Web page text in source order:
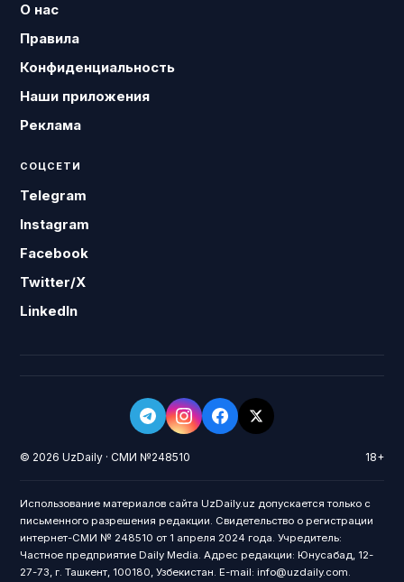
О нас
Правила
Конфиденциальность
Наши приложения
Реклама
СОЦСЕТИ
Telegram
Instagram
Facebook
Twitter/X
LinkedIn
© 2026 UzDaily · СМИ №248510 18+
Использование материалов сайта UzDaily.uz допускается только с
письменного разрешения редакции. Свидетельство о регистрации
интернет-СМИ № 248510 от 1 апреля 2024 года. Учредитель:
Частное предприятие Daily Media. Адрес редакции: Юнусабад, 12-
27-73, г. Ташкент, 100180, Узбекистан. E-mail: info@uzdaily.com.